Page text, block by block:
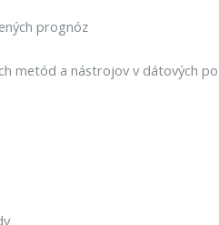
prognóz
metód a nástrojov v dátových